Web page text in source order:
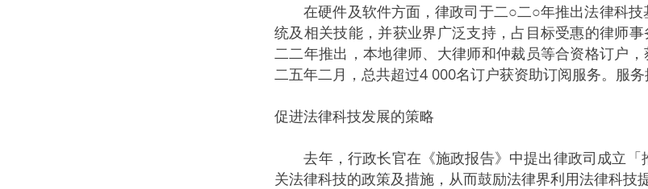
在硬件及软件方面，律政司于二○二○年推出法律科技
统及相关技能，并获业界广泛支持，占目标受惠的律师
二二年推出，本地律师、大律师和仲裁员等合资格订户
二五年二月，总共超过4 000名订户获资助订阅服务。服
促进法律科技发展的策略
去年，行政长官在《施政报告》中提出律政司成立「
关法律科技的政策及措施，从而鼓励法律界利用法律科技